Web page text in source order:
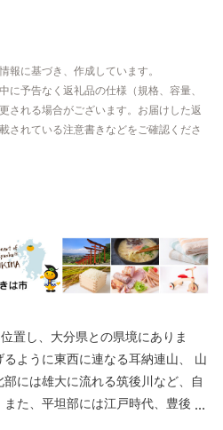
報に基づき、作成しています。
に予告なく返礼品の仕様（規格、容量、
される場合がございます。お届けした返
されている注意書きなどをご確認くださ
置し、大分県との県境にありま
ように東西に連なる耳納連山、 山
には雄大に流れる筑後川など、自